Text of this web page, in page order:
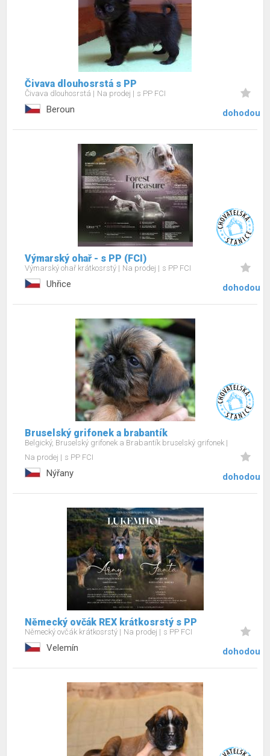
Čivava dlouhosrstá s PP
Čivava dlouhosrstá Na prodej s PP FCI
Beroun dohodou
Výmarský ohař - s PP (FCI)
Výmarský ohař krátkosrstý Na prodej s PP FCI
Uhřice dohodou
Bruselský grifonek a brabantík
Belgický, Bruselský grifonek a Brabantík bruselský grifonek
Na prodej
s PP FCI
Nýřany dohodou
Německý ovčák REX krátkosrstý s PP
Německý ovčák krátkosrstý Na prodej s PP FCI
Velemín dohodou